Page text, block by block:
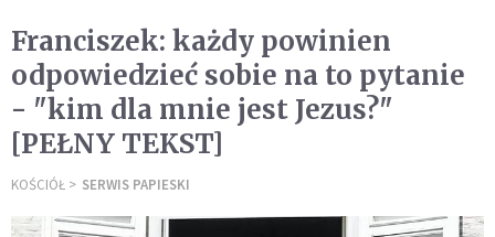
Franciszek: każdy powinien
odpowiedzieć sobie na to pytanie
- "kim dla mnie jest Jezus?"
[PEŁNY TEKST]
KOŚCIÓŁ SERWIS PAPIESKI